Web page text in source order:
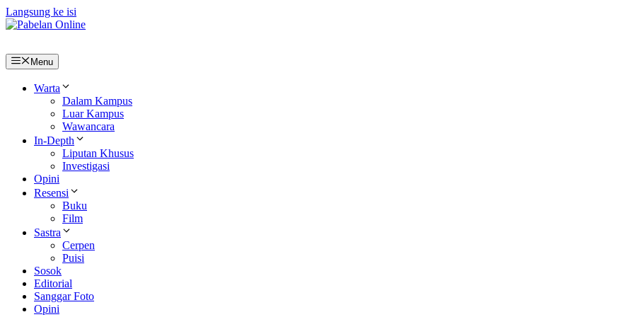
Langsung ke isi
Menu
Warta
Dalam Kampus
Luar Kampus
Wawancara
In-Depth
Liputan Khusus
Investigasi
Opini
Resensi
Buku
Film
Sastra
Cerpen
Puisi
Sosok
Editorial
Sanggar Foto
Opini